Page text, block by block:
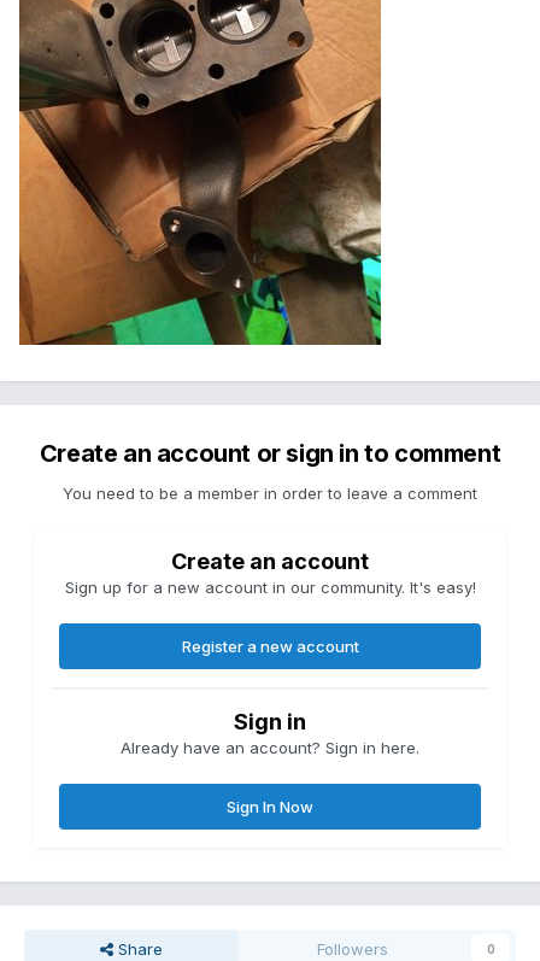
Create an account or sign in to comment
You need to be a member in order to leave a comment
Create an account
Sign up for a new account in our community. It's easy!
Register a new account
Sign in
Already have an account? Sign in here.
Sign In Now
Share Followers 0